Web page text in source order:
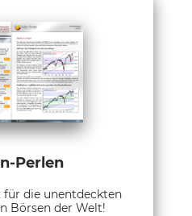
Perlen
für die unentdeckten
Börsen der Welt!